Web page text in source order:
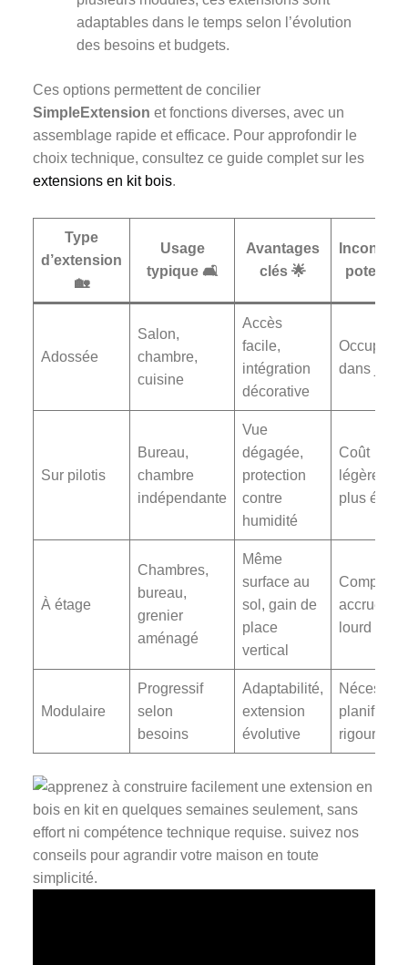
adaptables dans le temps selon l’évolution
des besoins et budgets.
Ces options permettent de concilier
SimpleExtension et fonctions diverses, avec un
assemblage rapide et efficace. Pour approfondir le
choix technique, consultez ce guide complet sur les
extensions en kit bois.
Type
d’extension
🏡
Usage
typique 🛋️
Avantages
clés 🌟
Adossée
Salon,
chambre,
cuisine
Accès
facile,
intégration
décorative
Occupe
dans
Sur pilotis
Bureau,
chambre
indépendante
Vue
dégagée,
protection
contre
humidité
Coût
plus élevé
À étage
Chambres,
bureau,
grenier
aménagé
Même
surface au
sol, gain de
place
vertical
accrue,
lourd
Modulaire
Progressif
selon
besoins
Adaptabilité,
extension
évolutive
Nécessite
rigoureuse